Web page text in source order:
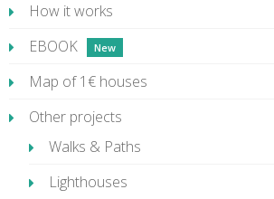
How it works
EBOOK
Map of 1€ houses
Other projects
Walks & Paths
Lighthouses